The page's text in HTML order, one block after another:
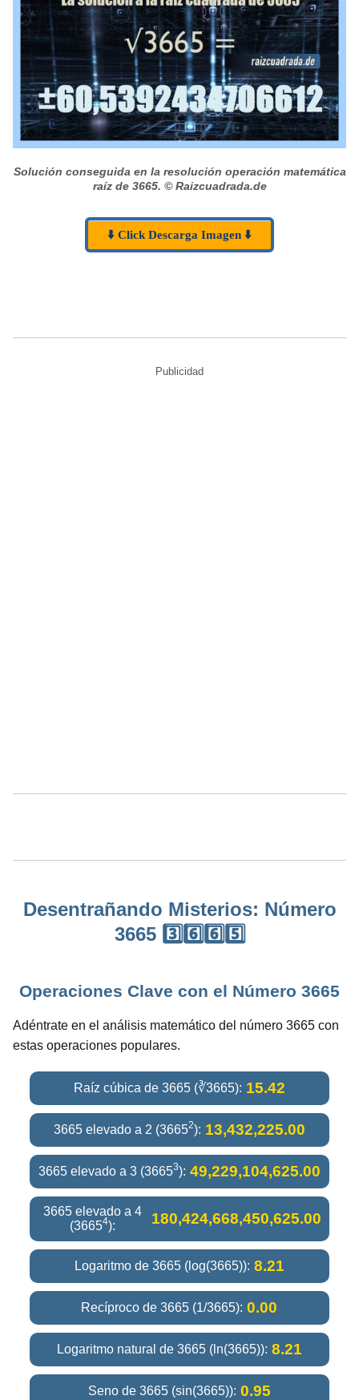
Solución conseguida en la resolución operación matemática
raíz de 3665. © Raizcuadrada.de
⬇️ Click Descarga Imagen ⬇️
Publicidad
Desentrañando Misterios: Número
3665 3️⃣6️⃣6️⃣5️⃣
Operaciones Clave con el Número 3665
Adéntrate en el análisis matemático del número 3665 con
estas operaciones populares.
Raíz cúbica de 3665 (∛3665): 15.42
3665 elevado a 2 (36652): 13,432,225.00
3665 elevado a 3 (36653): 49,229,104,625.00
3665 elevado a 4
(36654): 180,424,668,450,625.00
Logaritmo de 3665 (log(3665)): 8.21
Recíproco de 3665 (1/3665): 0.00
Logaritmo natural de 3665 (ln(3665)): 8.21
Seno de 3665 (sin(3665)): 0.95